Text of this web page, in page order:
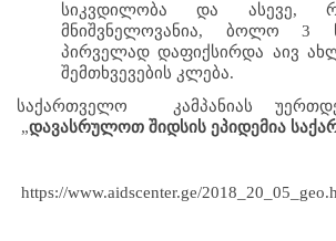
სიკვდილობა და ასევე,
მნიშვნელოვანია, ბოლო 3
პირველად დაფიქსირდა აივ
შემთხვევების კლება.
საქართველო  კამპანიას
„დავასრულოთ შიდსის ეპიდემია
https://www.aidscenter.ge/